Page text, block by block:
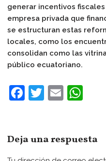
generar incentivos
empresa privada que
se estructuran estas
locales, como los
consolidan como las
público ecuatoriano.
F
e
b
T
er
E
l
s
A
Deja una respuesta